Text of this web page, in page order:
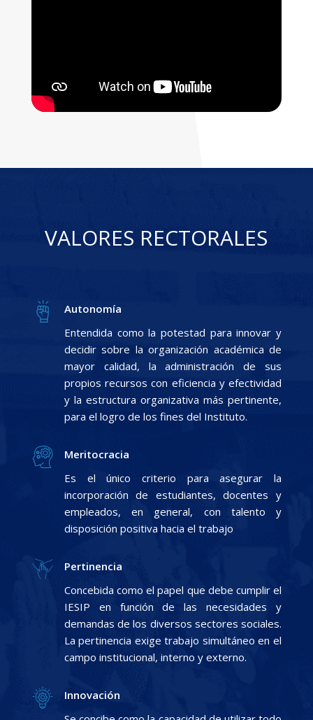
VALORES RECTORALES
Autonomía
Entendida como la potestad para innovar y
decidir sobre la organización académica de
mayor calidad, la administración de sus
propios recursos con eficiencia y efectividad
y la estructura organizativa más pertinente,
para el logro de los fines del Instituto.
Meritocracia
Es el único criterio para asegurar la
incorporación de estudiantes, docentes y
empleados, en general, con talento y
disposición positiva hacia el trabajo
Pertinencia
Concebida como el papel que debe cumplir el
IESIP en función de las necesidades y
demandas de los diversos sectores sociales.
La pertinencia exige trabajo simultáneo en el
campo institucional, interno y externo.
Innovación